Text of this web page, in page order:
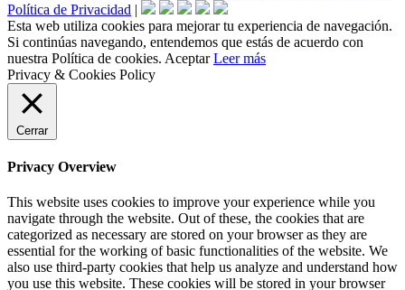
Política de Privacidad |
Esta web utiliza cookies para mejorar tu experiencia de navegación.
Si continúas navegando, entendemos que estás de acuerdo con
nuestra Política de cookies. Aceptar Leer más
Privacy & Cookies Policy
Cerrar
Privacy Overview
This website uses cookies to improve your experience while you
navigate through the website. Out of these, the cookies that are
categorized as necessary are stored on your browser as they are
essential for the working of basic functionalities of the website. We
also use third-party cookies that help us analyze and understand how
you use this website. These cookies will be stored in your browser